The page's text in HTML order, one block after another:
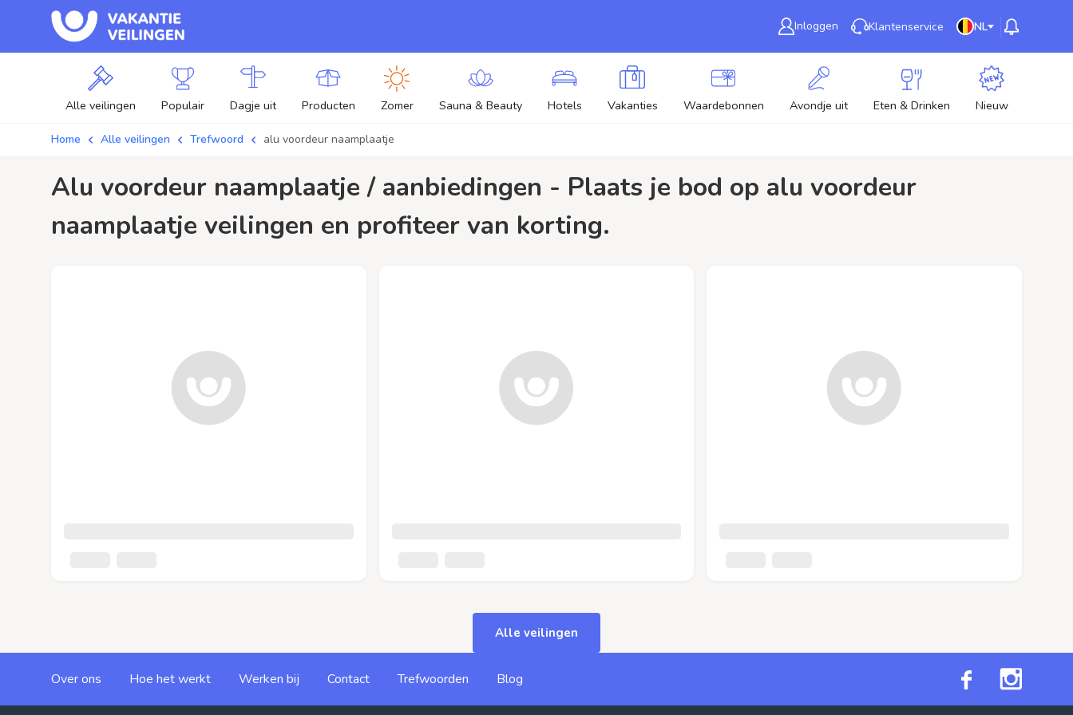
Inloggen Klantenservice NL
Alle veilingen Populair Dagje uit Producten Zomer Sauna & Beauty Hotels Vakanties Waardebonnen Avondje uit Eten & Drinken Nieuw
Home Alle veilingen Trefwoord alu voordeur naamplaatje
alu voordeur naamplaatje / aanbiedingen - Plaats je bod op alu voordeur
naamplaatje veilingen en profiteer van korting.
Alle veilingen
Over ons Hoe het werkt Werken bij Contact Trefwoorden Blog